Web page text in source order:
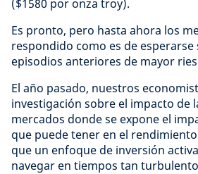
($1580 por onza troy).
Es pronto, pero hasta ahora los
respondido como es de esperarse
episodios anteriores de mayor
El año pasado, nuestros
investigación sobre el impacto de
mercados donde se expone el
que puede tener en el
que un enfoque de inversión
navegar en tiempos tan